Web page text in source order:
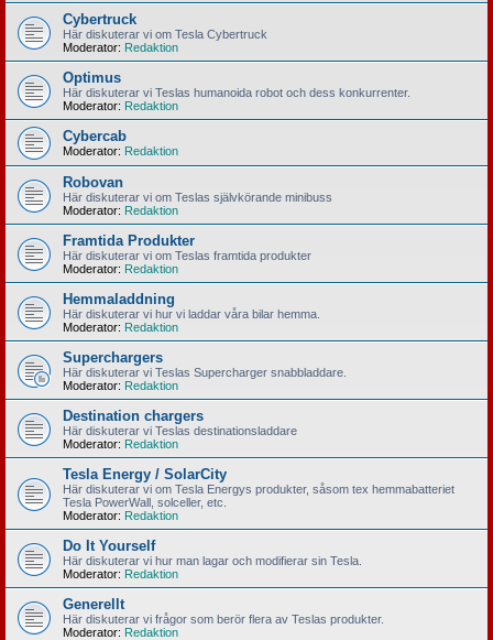
Cybertruck
Här diskuterar vi om Tesla Cybertruck
Moderator: Redaktion
Optimus
Här diskuterar vi Teslas humanoida robot och dess konkurrenter.
Moderator: Redaktion
Cybercab
Moderator: Redaktion
Robovan
Här diskuterar vi om Teslas självkörande minibuss
Moderator: Redaktion
Framtida Produkter
Här diskuterar vi om Teslas framtida produkter
Moderator: Redaktion
Hemmaladdning
Här diskuterar vi hur vi laddar våra bilar hemma.
Moderator: Redaktion
Superchargers
Här diskuterar vi Teslas Supercharger snabbladdare.
Moderator: Redaktion
Destination chargers
Här diskuterar vi Teslas destinationsladdare
Moderator: Redaktion
Tesla Energy / SolarCity
Här diskuterar vi om Tesla Energys produkter, såsom tex hemmabatteriet
Tesla PowerWall, solceller, etc.
Moderator: Redaktion
Do It Yourself
Här diskuterar vi hur man lagar och modifierar sin Tesla.
Moderator: Redaktion
Generellt
Här diskuterar vi frågor som berör flera av Teslas produkter.
Moderator: Redaktion